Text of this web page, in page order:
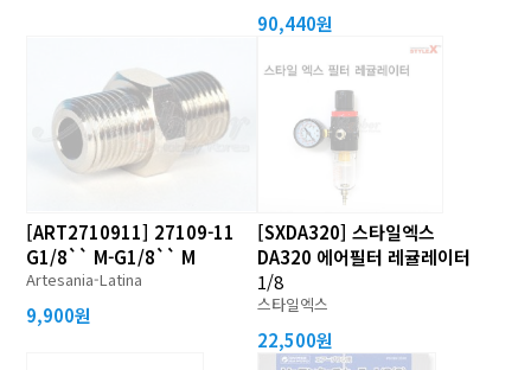
90,440원
[ART2710911] 27109-11
G1/8`` M-G1/8`` M
Artesania-Latina
9,900원
[SXDA320] 스타일엑스
DA320 에어필터 레귤레이터
1/8
스타일엑스
22,500원